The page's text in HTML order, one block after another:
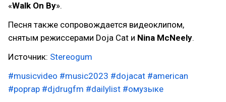
«Walk On By».
Песня также сопровождается видеоклипом,
снятым режиссерами Doja Cat и Nina McNeely.
Источник: Stereogum
#musicvideo #music2023 #dojacat #american
#poprap #djdrugfm #dailylist #омузыке